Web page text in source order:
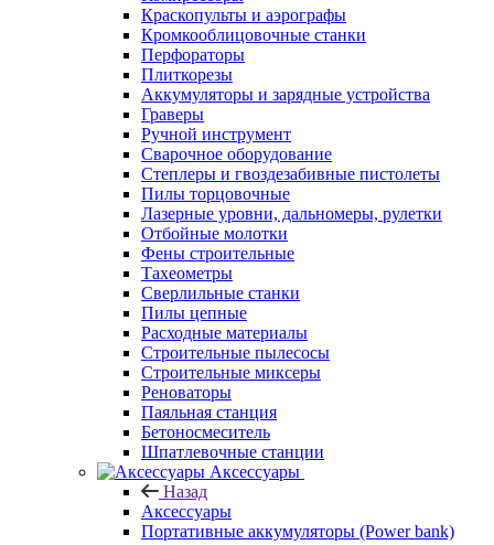
Краскопульты и аэрографы
Кромкооблицовочные станки
Перфораторы
Плиткорезы
Аккумуляторы и зарядные устройства
Граверы
Ручной инструмент
Сварочное оборудование
Степлеры и гвоздезабивные пистолеты
Пилы торцовочные
Лазерные уровни, дальномеры, рулетки
Отбойные молотки
Фены строительные
Тахеометры
Сверлильные станки
Пилы цепные
Расходные материалы
Строительные пылесосы
Строительные миксеры
Реноваторы
Паяльная станция
Бетоносмеситель
Шпатлевочные станции
Аксессуары
Назад
Аксессуары
Портативные аккумуляторы (Power bank)